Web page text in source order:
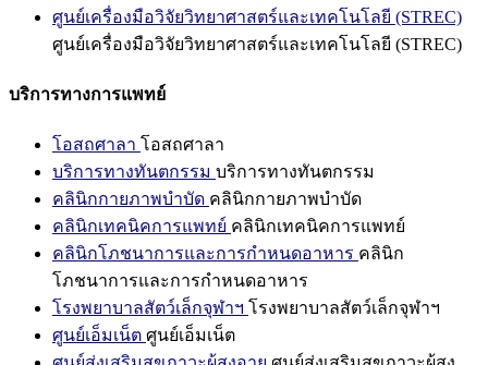
ศูนย์เครื่องมือวิจัยวิทยาศาสตร์และเทคโนโลยี (STREC)
ศูนย์เครื่องมือวิจัยวิทยาศาสตร์และเทคโนโลยี (STREC)
บริการทางการแพทย์
โอสถศาลา โอสถศาลา
บริการทางทันตกรรม บริการทางทันตกรรม
คลินิกกายภาพบำบัด คลินิกกายภาพบำบัด
คลินิกเทคนิคการแพทย์ คลินิกเทคนิคการแพทย์
คลินิกโภชนาการและการกำหนดอาหาร คลินิก
โภชนาการและการกำหนดอาหาร
โรงพยาบาลสัตว์เล็กจุฬาฯ โรงพยาบาลสัตว์เล็กจุฬาฯ
ศูนย์เอ็มเน็ต ศูนย์เอ็มเน็ต